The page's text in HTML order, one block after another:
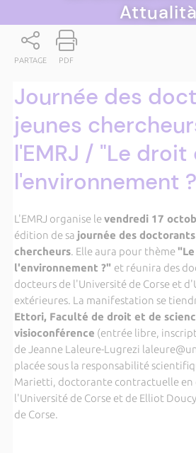
Attualità
PARTAGE PDF
Journée des
jeunes
l'EMRJ / "Le
l'environnement
L'EMRJ organise levendredi 17
édition de sa journée des
chercheurs. Elle aura pour thème
l'environnement ?" et réunira des
docteurs de l'Université de Corse et
extérieures. La manifestation se
Ettori, Faculté de droit et de
visioconférence (entrée libre,
de Jeanne Laleure-Lugrezi
placée sous la responsabilité
Marietti, doctorante contractuelle en
l'Université de Corse et de Elliot
de Corse.